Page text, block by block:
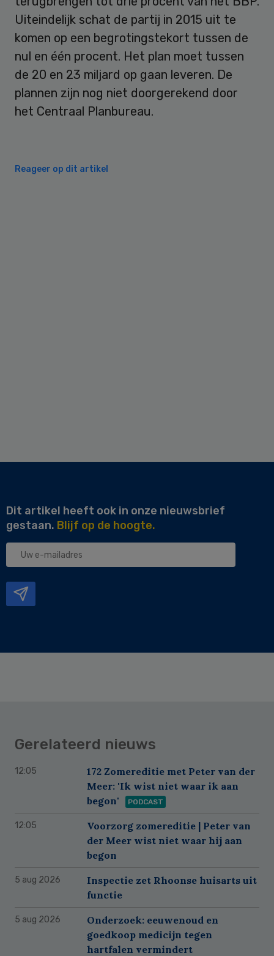
Uiteindelijk schat de partij in 2015 uit te
komen op een begrotingstekort tussen de
nul en één procent. Het plan moet tussen
de 20 en 23 miljard op gaan leveren. De
plannen zijn nog niet doorgerekend door
het Centraal Planbureau.
Reageer op dit artikel
Dit artikel heeft ook in onze nieuwsbrief
gestaan. Blijf op de hoogte.
Uw
Gerelateerd nieuws
12:05
172 Zomereditie met Peter van der
Meer: 'Ik wist niet waar ik aan
begon'
PODCAST
12:05
Voorzorg zomereditie | Peter van
der Meer wist niet waar hij aan
begon
5 aug 2026
Inspectie zet Rhoonse huisarts uit
functie
5 aug 2026
Onderzoek: eeuwenoud en
goedkoop medicijn tegen
hartfalen vermindert